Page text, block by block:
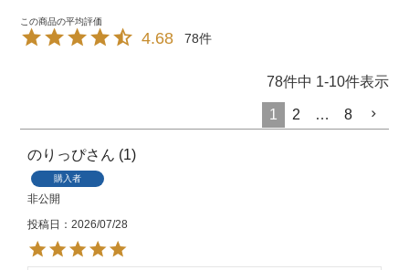
4.68 78
78件中 1-10件表示
1 2 … 8
のりっぴ 1
購入者
非公開
投稿日
2026/07/28